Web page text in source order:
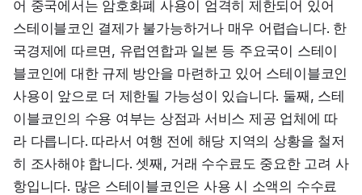
어 중국에서는 암호화폐 사용이 엄격히 제한되어 있어
스테이블코인 결제가 불가능하거나 매우 어렵습니다. 한
국경제에 따르면, 유럽연합과 일본 등 주요국이 스테이
블코인에 대한 규제 방안을 마련하고 있어 스테이블코인
사용이 앞으로 더 제한될 가능성이 있습니다. 둘째, 스테
이블코인의 수용 여부는 상점과 서비스 제공 업체에 따
라 다릅니다. 따라서 여행 전에 해당 지역의 상황을 철저
히 조사해야 합니다. 셋째, 거래 수수료도 중요한 고려 사
항입니다. 많은 스테이블코인은 사용 시 소액의 수수료